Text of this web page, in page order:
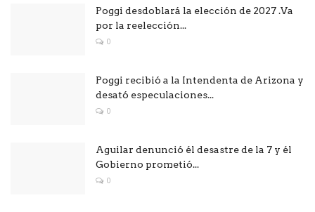
Poggi desdoblará la elección de 2027 .Va
por la reelección...
0
Poggi recibió a la Intendenta de Arizona y
desató especulaciones...
0
Aguilar denunció él desastre de la 7 y él
Gobierno prometió...
0